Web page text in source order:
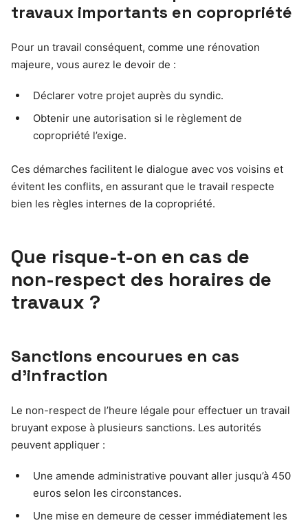
travaux importants en copropriété
Pour un travail conséquent, comme une rénovation
majeure, vous aurez le devoir de :
Déclarer votre projet auprès du syndic.
Obtenir une autorisation si le règlement de
copropriété l’exige.
Ces démarches facilitent le dialogue avec vos voisins et
évitent les conflits, en assurant que le travail respecte
bien les règles internes de la copropriété.
Que risque-t-on en cas de
non-respect des horaires de
travaux ?
Sanctions encourues en cas
d’infraction
Le non-respect de l’heure légale pour effectuer un travail
bruyant expose à plusieurs sanctions. Les autorités
peuvent appliquer :
Une amende administrative pouvant aller jusqu’à 450
euros selon les circonstances.
Une mise en demeure de cesser immédiatement les